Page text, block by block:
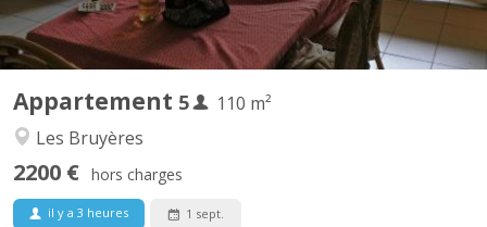
Appartement 5
110 m²
Les Bruyères
2200 € hors charges
il y a 3 heures 1 sept.